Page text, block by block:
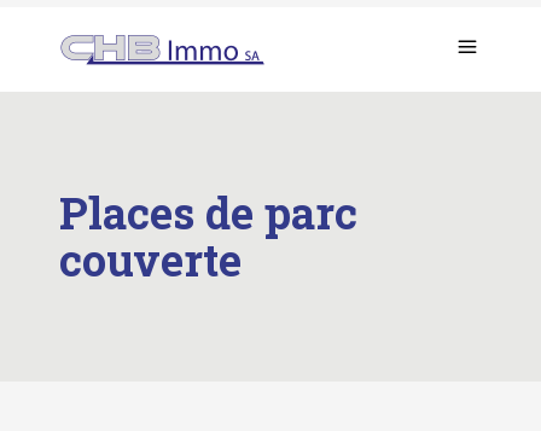
Places de parc
couverte